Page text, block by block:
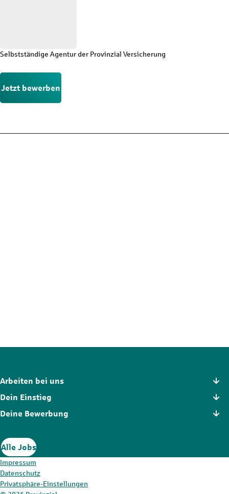
Selbstständige Agentur der Provinzial Versicherung
Jetzt bewerben
Arbeiten bei uns
Dein Einstieg
Deine Bewerbung
Alle Jobs
Impressum
Datenschutz
Privatsphäre-Einstellungen